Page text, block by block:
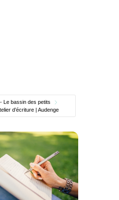
Le bassin des petits
d’écriture | Audenge